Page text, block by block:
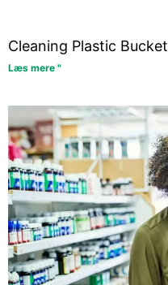
Cleaning Plastic Bucket
Læs mere "